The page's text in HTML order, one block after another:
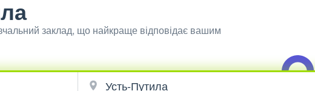
заклад, що найкраще відповідає вашим